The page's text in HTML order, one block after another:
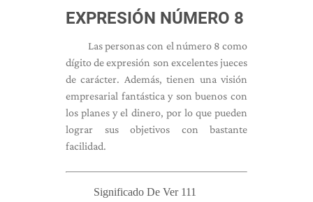
EXPRESIÓN NÚMERO 8
Las personas con el número 8 como
dígito de expresión son excelentes jueces
de carácter. Además, tienen una visión
empresarial fantástica y son buenos con
los planes y el dinero, por lo que pueden
lograr sus objetivos con bastante
facilidad.
Significado De Ver 111